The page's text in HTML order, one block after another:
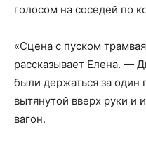
голосом на соседей по
«Сцена с пуском
рассказывает Елена. —
были держаться за один
вытянутой вверх руки и
вагон.